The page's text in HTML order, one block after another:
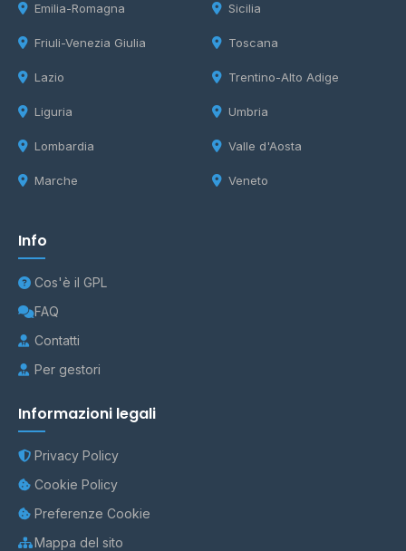
Emilia-Romagna
Friuli-Venezia Giulia
Lazio
Liguria
Lombardia
Marche
Sicilia
Toscana
Trentino-Alto Adige
Umbria
Valle d'Aosta
Veneto
Info
Cos'è il GPL
FAQ
Contatti
Per gestori
Informazioni legali
Privacy Policy
Cookie Policy
Preferenze Cookie
Mappa del sito